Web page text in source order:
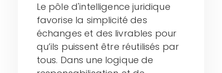
Le pôle d'intelligence juridique
favorise la simplicité des
échanges et des livrables pour
qu’ils puissent être réutilisés par
tous. Dans une logique de